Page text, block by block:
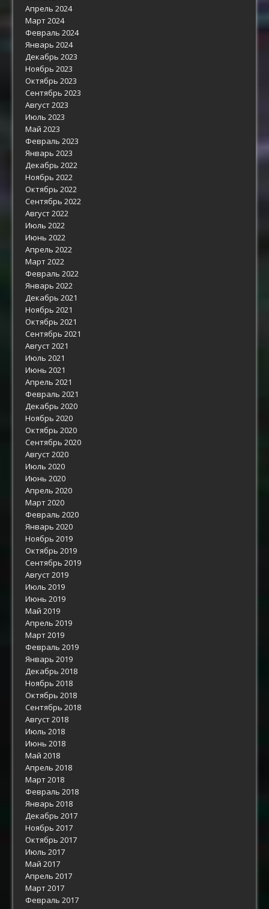
Апрель 2024
Март 2024
Февраль 2024
Январь 2024
Декабрь 2023
Ноябрь 2023
Октябрь 2023
Сентябрь 2023
Август 2023
Июль 2023
Май 2023
Февраль 2023
Январь 2023
Декабрь 2022
Ноябрь 2022
Октябрь 2022
Сентябрь 2022
Август 2022
Июль 2022
Июнь 2022
Апрель 2022
Март 2022
Февраль 2022
Январь 2022
Декабрь 2021
Ноябрь 2021
Октябрь 2021
Сентябрь 2021
Август 2021
Июль 2021
Июнь 2021
Апрель 2021
Февраль 2021
Декабрь 2020
Ноябрь 2020
Октябрь 2020
Сентябрь 2020
Август 2020
Июль 2020
Июнь 2020
Апрель 2020
Март 2020
Февраль 2020
Январь 2020
Ноябрь 2019
Октябрь 2019
Сентябрь 2019
Август 2019
Июль 2019
Июнь 2019
Май 2019
Апрель 2019
Март 2019
Февраль 2019
Январь 2019
Декабрь 2018
Ноябрь 2018
Октябрь 2018
Сентябрь 2018
Август 2018
Июль 2018
Июнь 2018
Май 2018
Апрель 2018
Март 2018
Февраль 2018
Январь 2018
Декабрь 2017
Ноябрь 2017
Октябрь 2017
Июль 2017
Май 2017
Апрель 2017
Март 2017
Февраль 2017